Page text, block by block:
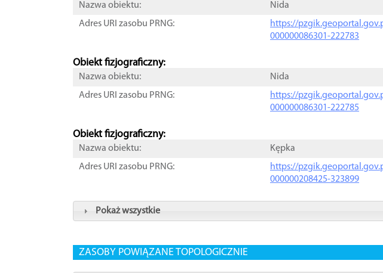
Nazwa obiektu:
Nida
Adres URI zasobu PRNG:
https://
000000086301-222783
Obiekt fizjograficzny:
Nazwa obiektu:
Nida
Adres URI zasobu PRNG:
https://
000000086301-222785
Obiekt fizjograficzny:
Nazwa obiektu:
Kępka
Adres URI zasobu PRNG:
https://
000000208425-323899
Pokaż wszystkie
ZASOBY POWIĄZANE TOPOLOGICZNIE